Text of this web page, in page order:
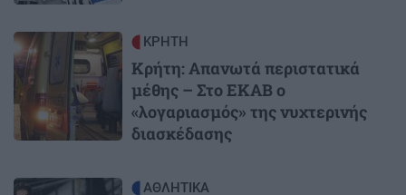
Image ΚΡΗΤΗ
Κρήτη: Απανωτά περιστατικά
μέθης – Στο ΕΚΑΒ ο
«λογαριασμός» της νυχτερινής
διασκέδασης
Image ΑΘΛΗΤΙΚΑ